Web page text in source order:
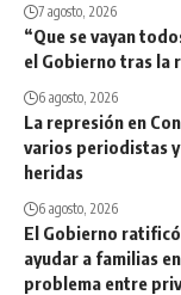
7 agosto, 2026
“Que se vayan
el Gobierno tras la
6 agosto, 2026
La represión en
varios periodistas
heridas
6 agosto, 2026
El Gobierno
ayudar a familias
problema entre